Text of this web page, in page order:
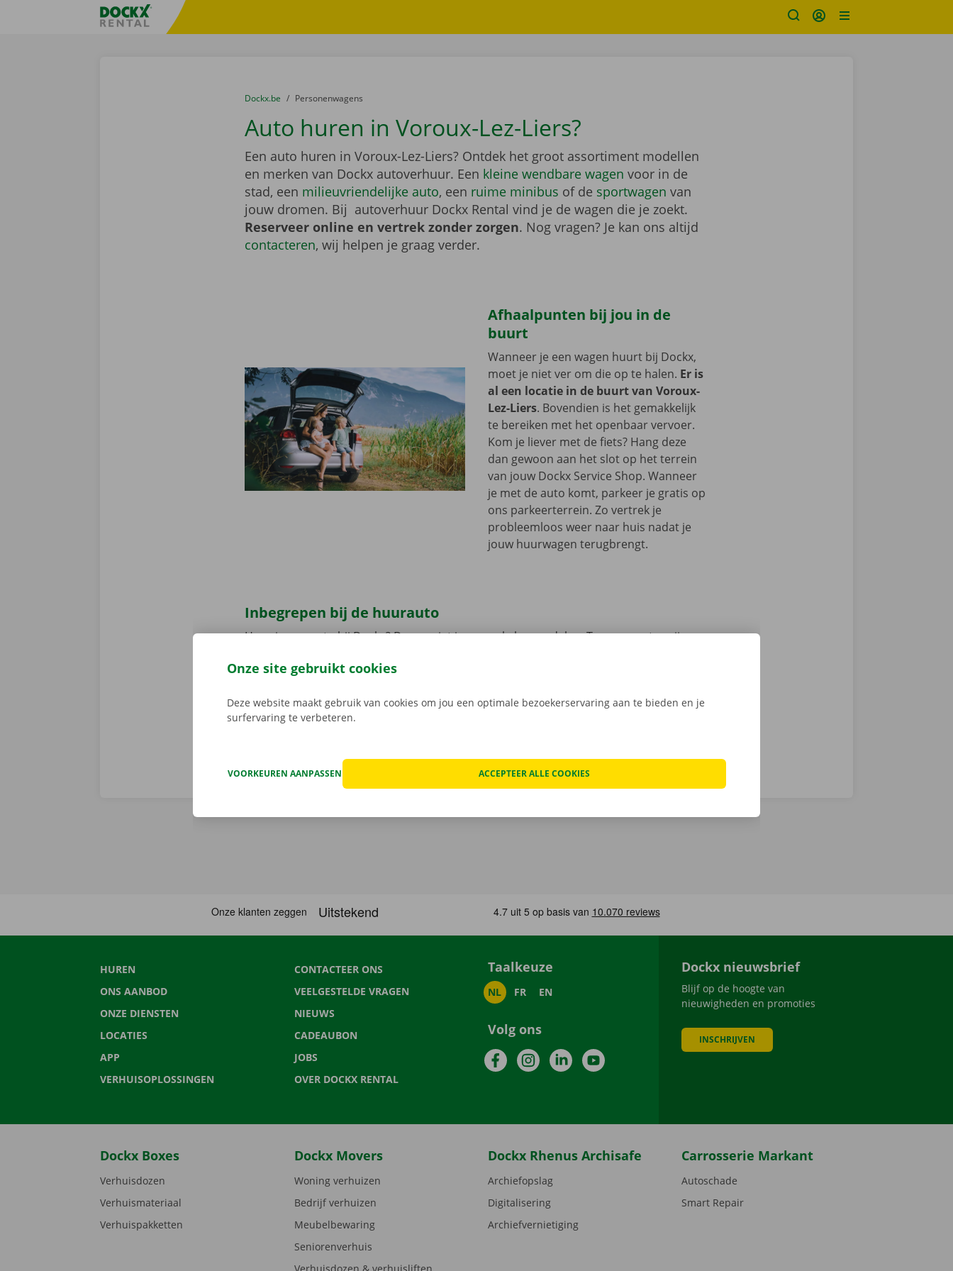
Taalselectie overslaanFratello DEMO
U bevindt zich hier:
van
Dockx.be naar
Personenwagens
Auto huren in Voroux-Lez-Liers?
Een auto huren in Voroux-Lez-Liers? Ontdek het groot assortiment modellen
en merken van Dockx autoverhuur. Een kleine wendbare wagen voor in de
stad, een milieuvriendelijke auto, een ruime minibus of de sportwagen van
jouw dromen. Bij autoverhuur Dockx Rental vind je de wagen die je zoekt.
Reserveer online en vertrek zonder zorgen. Nog vragen? Je kan ons altijd
contacteren, wij helpen je graag verder.
Afhaalpunten bij jou in de
buurt
Wanneer je een wagen huurt bij Dockx,
moet je niet ver om die op te halen. Er is
al een locatie in de buurt van Voroux-
Lez-Liers. Bovendien is het gemakkelijk
te bereiken met het openbaar vervoer.
Kom je liever met de fiets? Hang deze
dan gewoon aan het slot op het terrein
van jouw Dockx Service Shop. Wanneer
je met de auto komt, parkeer je gratis op
ons parkeerterrein. Zo vertrek je
probleemloos weer naar huis nadat je
jouw huurwagen terugbrengt.
Inbegrepen bij de huurauto
Huur je een auto bij Dockx? Dan geniet je van enkele voordelen. Transparante prijzen
assistentie en pechverhelping binnen heel Europa indien je huurwagen een technische
HUREN
ONS AANBOD
ONZE DIENSTEN
LOCATIES
APP
VERHUISOPLOSSINGEN
CONTACTEER ONS
VEELGESTELDE VRAGEN
NIEUWS
CADEAUBON
JOBS
OVER DOCKX RENTAL
Taalkeuze
NL FR EN
Volg ons
FacebookInstagramLinkedInYouTube
Dockx nieuwsbrief
Blijf op de hoogte van
nieuwigheden en promoties
INSCHRIJVEN
Dockx Boxes
Verhuisdozen
Verhuismateriaal
Verhuispakketten
Dockx Movers
Woning verhuizen
Bedrijf verhuizen
Meubelbewaring
Seniorenverhuis
Dockx Rhenus Archisafe
Archiefopslag
Digitalisering
Archiefvernietiging
Carrosserie Markant
Autoschade
Smart Repair
Onze site gebruikt cookies
Deze website maakt gebruik van cookies om jou een optimale bezoekerservaring aan te bieden en je
surfervaring te verbeteren.
VOORKEUREN AANPASSEN ACCEPTEER ALLE COOKIES